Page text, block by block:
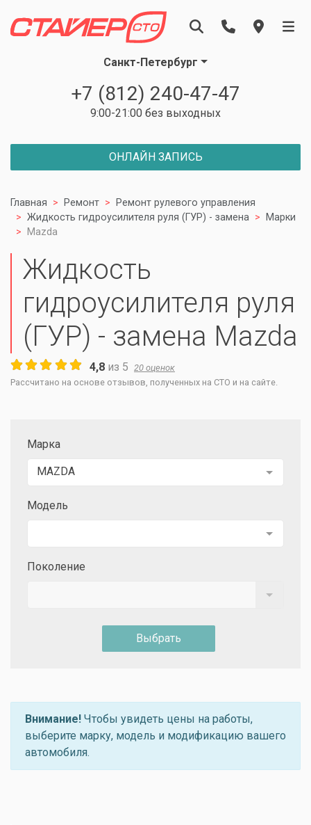
Санкт-Петербург
+7 (812) 240-47-47
9:00-21:00 без выходных
ОНЛАЙН ЗАПИСЬ
Главная Ремонт
Ремонт рулевого управления
Жидкость гидроусилителя руля (ГУР) - замена
Марки
Mazda
Жидкость
гидроусилителя руля
(ГУР) - замена Mazda
4,8 из 5 20 оценок
Рассчитано на основе отзывов, полученных на СТО и на сайте.
Марка
MAZDA
Модель
Поколение
Выбрать
Внимание! Чтобы увидеть цены на работы,
выберите марку, модель и модификацию вашего
автомобиля.